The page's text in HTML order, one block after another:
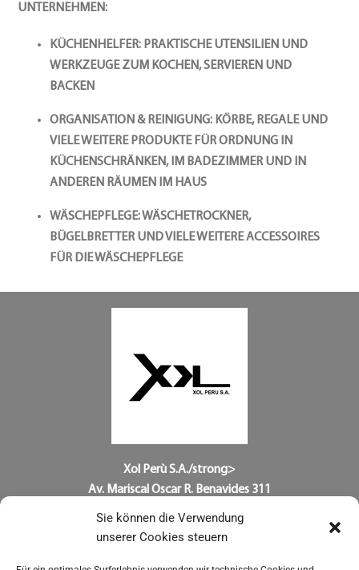
Sie können die Verwendung
unserer Cookies steuern
UNTERNEHMEN:
KÜCHENHELFER: PRAKTISCHE UTENSILIEN UND
WERKZEUGE ZUM KOCHEN, SERVIEREN UND
BACKEN
ORGANISATION & REINIGUNG: KÖRBE, REGALE UND
VIELE WEITERE PRODUKTE FÜR ORDNUNG IN
KÜCHENSCHRÄNKEN, IM BADEZIMMER UND IN
ANDEREN RÄUMEN IM HAUS
WÄSCHEPFLEGE: WÄSCHETROCKNER,
BÜGELBRETTER UND VIELE WEITERE ACCESSOIRES
FÜR DIE WÄSCHEPFLEGE
Xol Perù S.A./strong>
Av. Mariscal Oscar R. Benavides 311
Urb. El Pino – San Luis
PE – CAP 15022 LIMA